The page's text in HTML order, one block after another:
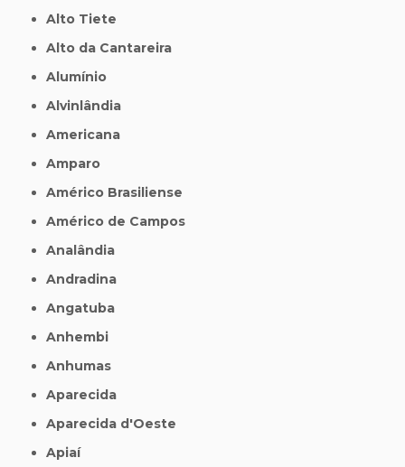
Alto Tiete
Alto da Cantareira
Alumínio
Alvinlândia
Americana
Amparo
Américo Brasiliense
Américo de Campos
Analândia
Andradina
Angatuba
Anhembi
Anhumas
Aparecida
Aparecida d'Oeste
Apiaí